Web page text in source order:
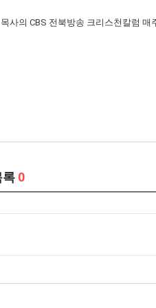
사의 CBS 전북방송 크리스천칼럼 매
록 0